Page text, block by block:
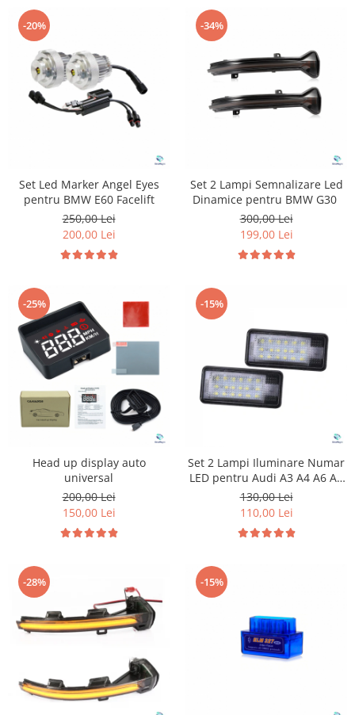
-20%
Set Led Marker Angel Eyes
pentru BMW E60 Facelift
250,00 Lei
200,00 Lei
-34%
Set 2 Lampi Semnalizare Led
Dinamice pentru BMW G30
300,00 Lei
199,00 Lei
-25%
Head up display auto
universal
200,00 Lei
150,00 Lei
-15%
Set 2 Lampi Iluminare Numar
LED pentru Audi A3 A4 A6 A8
Q7
130,00 Lei
110,00 Lei
-28% -15%